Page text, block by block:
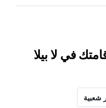
في لا بيلا
شعبية